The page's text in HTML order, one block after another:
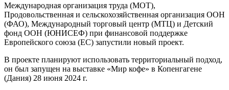
Международная организация труда (МОТ),
Продовольственная и сельскохозяйственная организация ООН
(ФАО), Международный торговый центр (МТЦ) и Детский
фонд ООН (ЮНИСЕФ) при финансовой поддержке
Европейского союза (ЕС) запустили новый проект.
В проекте планируют использовать территориальный подход,
он был запущен на выставке «Мир кофе» в Копенгагене
(Дания) 28 июня 2024 г.